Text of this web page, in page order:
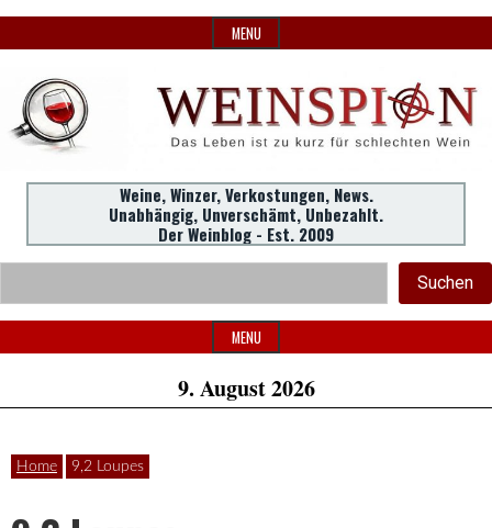
to
MENU
WeinSpion
|
Das
Leben
Weine,
Winzer,
Verkostungen.
Header
Widget
Area
Weine, Winzer, Verkostungen, News.
Unabhängig, Unverschämt, Unbezahlt.
Der Weinblog - Est. 2009
Suchen
MENU
9. August 2026
Home 9,2 Loupes